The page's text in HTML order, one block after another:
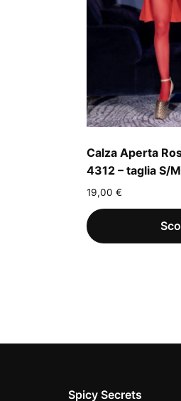
Calza Aperta
4312 – taglia S/M
19,00 €
Spicy Secrets